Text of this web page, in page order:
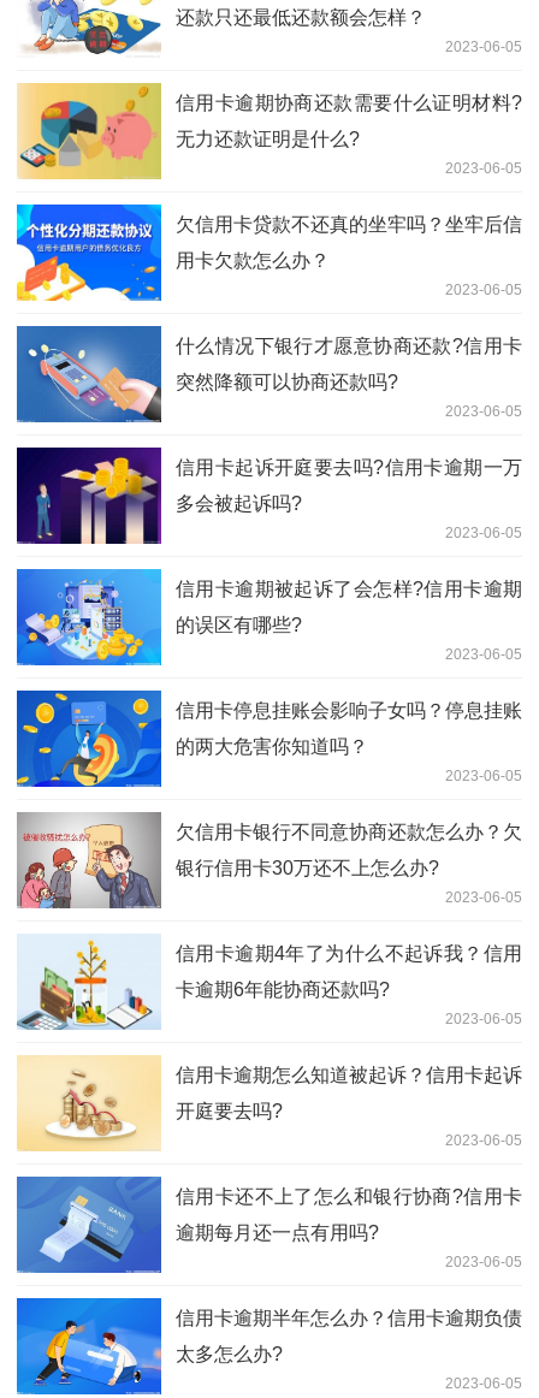
还款只还最低还款额会怎样？
2023-06-05
信用卡逾期协商还款需要什么证明材料?
无力还款证明是什么?
2023-06-05
欠信用卡贷款不还真的坐牢吗？坐牢后信
用卡欠款怎么办？
2023-06-05
什么情况下银行才愿意协商还款?信用卡
突然降额可以协商还款吗?
2023-06-05
信用卡起诉开庭要去吗?信用卡逾期一万
多会被起诉吗?
2023-06-05
信用卡逾期被起诉了会怎样?信用卡逾期
的误区有哪些?
2023-06-05
信用卡停息挂账会影响子女吗？停息挂账
的两大危害你知道吗？
2023-06-05
欠信用卡银行不同意协商还款怎么办？欠
银行信用卡30万还不上怎么办?
2023-06-05
信用卡逾期4年了为什么不起诉我？信用
卡逾期6年能协商还款吗?
2023-06-05
信用卡逾期怎么知道被起诉？信用卡起诉
开庭要去吗?
2023-06-05
信用卡还不上了怎么和银行协商?信用卡
逾期每月还一点有用吗?
2023-06-05
信用卡逾期半年怎么办？信用卡逾期负债
太多怎么办?
2023-06-05